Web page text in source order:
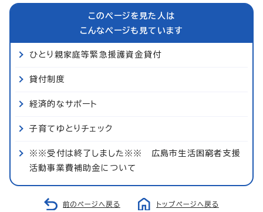
このページを見た人は
こんなページも見ています
ひとり親家庭等緊急援護資金貸付
貸付制度
経済的なサポート
子育てゆとりチェック
※※受付は終了しました※※ 広島市生活困窮者支援
活動事業費補助金について
前のページへ戻る トップページへ戻る